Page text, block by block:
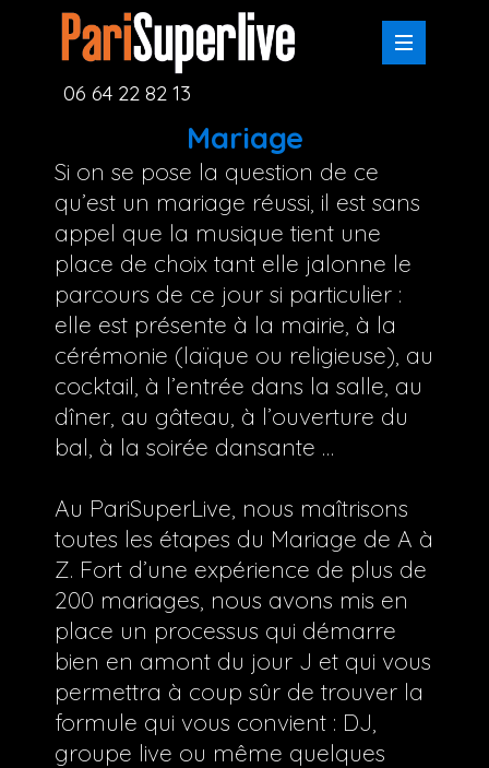
06 64 22 82 13
Mariage
Si on se pose la question de ce
qu’est un mariage réussi, il est sans
appel que la musique tient une
place de choix tant elle jalonne le
parcours de ce jour si particulier :
elle est présente à la mairie, à la
cérémonie (laïque ou religieuse), au
cocktail, à l’entrée dans la salle, au
dîner, au gâteau, à l’ouverture du
bal, à la soirée dansante …
Au PariSuperLive, nous maîtrisons
toutes les étapes du Mariage de A à
Z. Fort d’une expérience de plus de
200 mariages, nous avons mis en
place un processus qui démarre
bien en amont du jour J et qui vous
permettra à coup sûr de trouver la
formule qui vous convient : DJ,
groupe live ou même quelques